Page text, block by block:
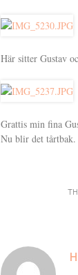
Här sitter Gustav
Grattis min fina
Nu blir det